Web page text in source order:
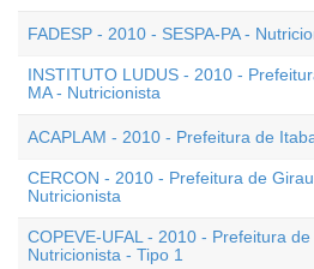
FADESP - 2010 - SESPA-PA -
INSTITUTO LUDUS - 2010 -
MA - Nutricionista
ACAPLAM - 2010 - Prefeitura de
CERCON - 2010 - Prefeitura de
Nutricionista
COPEVE-UFAL - 2010 - Prefeitura
Nutricionista - Tipo 1